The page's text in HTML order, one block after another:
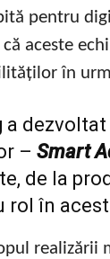
pentru
aceste
în
a dezvoltat
– Smart
de la
rol în
realizării